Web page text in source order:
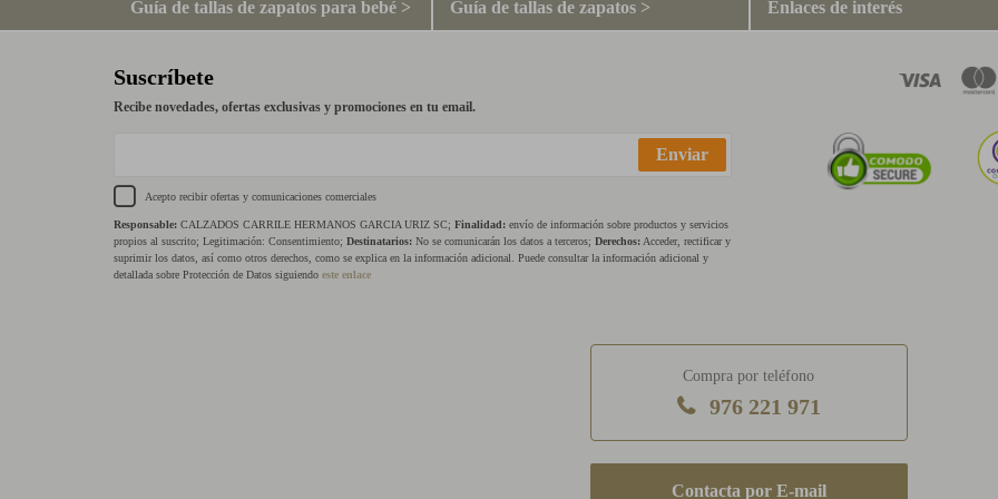
Guía de tallas de zapatos para bebé > Guía de tallas de zapatos > Enlaces de interés
Suscríbete
Recibe novedades, ofertas exclusivas y promociones en tu email.
Enviar
Acepto recibir ofertas y comunicaciones comerciales
Responsable: CALZADOS CARRILE HERMANOS GARCIA URIZ SC; Finalidad: envío de información sobre productos y servicios
propios al suscrito; Legitimación: Consentimiento; Destinatarios: No se comunicarán los datos a terceros; Derechos: Acceder, rectificar y
suprimir los datos, así como otros derechos, como se explica en la información adicional. Puede consultar la información adicional y
detallada sobre Protección de Datos siguiendo este enlace
Compra por teléfono
976 221 971
E-mail